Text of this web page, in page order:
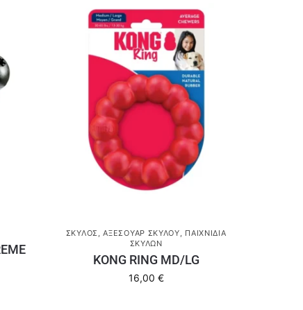
ΣΚΎΛΟΣ ,ΑΞΕΣΟΥΆΡ ΣΚΎΛΟΥ
ΠΑΙΧΝΊΔΙΑ
ΣΚΎΛΩΝ
KONG RING MD/LG
16,00 €